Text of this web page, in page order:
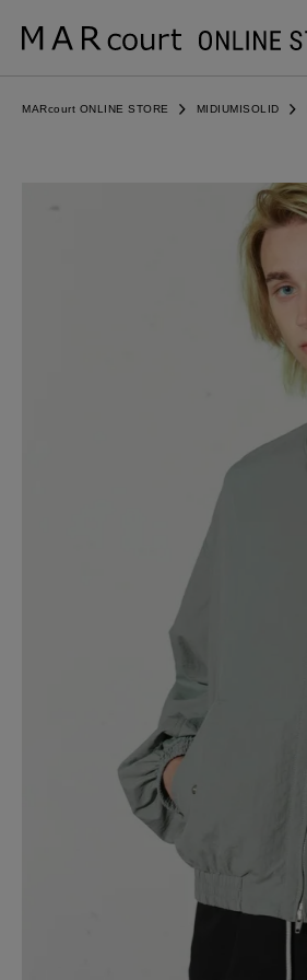
MARcourt ONLINE STORE MIDIUMISOLID